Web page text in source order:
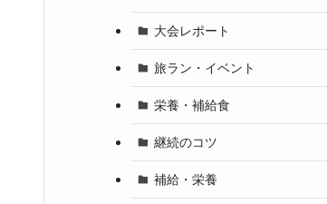
大会レポート
旅ラン・イベント
栄養・補給食
継続のコツ
補給・栄養